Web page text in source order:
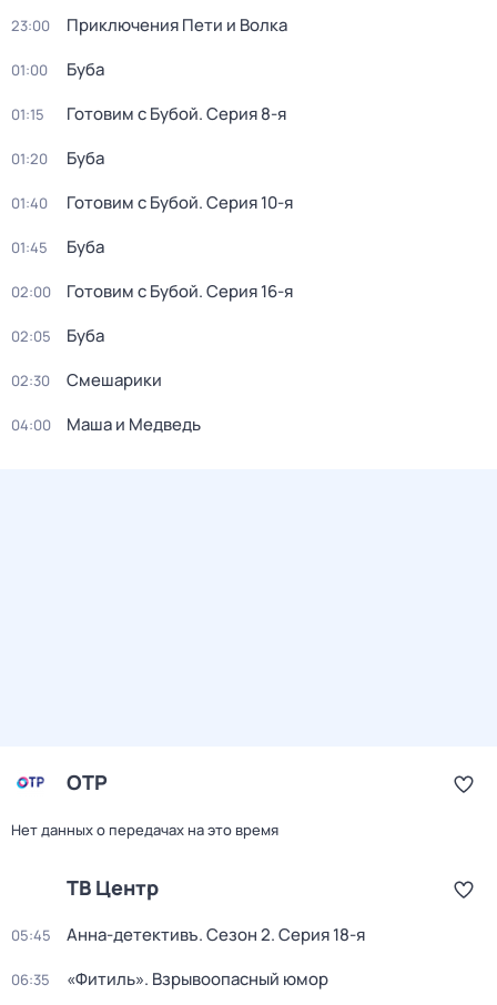
23:00 Приключения Пети и Волка
01:00 Буба
01:15 Готовим с Бубой. Серия 8-я
01:20 Буба
01:40 Готовим с Бубой. Серия 10-я
01:45 Буба
02:00 Готовим с Бубой. Серия 16-я
02:05 Буба
02:30 Смешарики
04:00 Маша и Медведь
ОТР
Нет данных о передачах на это время
ТВ Центр
05:45 Анна-детективъ. Сезон 2. Серия 18-я
06:35 «Фитиль». Взрывоопасный юмор